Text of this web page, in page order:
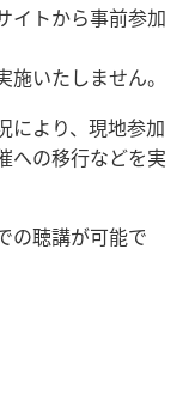
イトから事前参加
いたしません。
により、現地参加
への移行などを実
の聴講が可能で